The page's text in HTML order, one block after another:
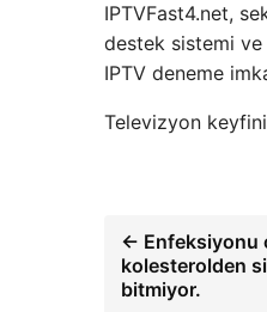
IPTVFast4.net,
destek sistemi ve
IPTV deneme
Televizyon
← Enfeksiyonu
kolesterolden
bitmiyor.